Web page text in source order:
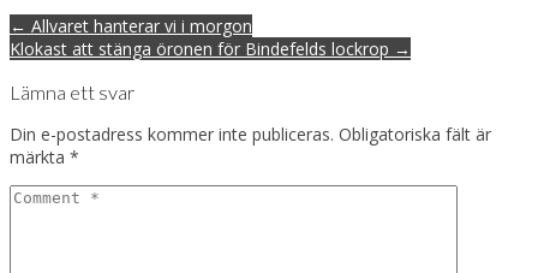
Post
navigation
← Allvaret hanterar vi i morgon
Klokast att stänga öronen för Bindefelds lockrop →
Lämna ett svar
Din e-postadress kommer inte publiceras. Obligatoriska fält är
märkta *